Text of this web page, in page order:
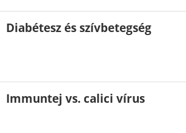
Diabétesz és szívbetegség
Immuntej vs. calici vírus